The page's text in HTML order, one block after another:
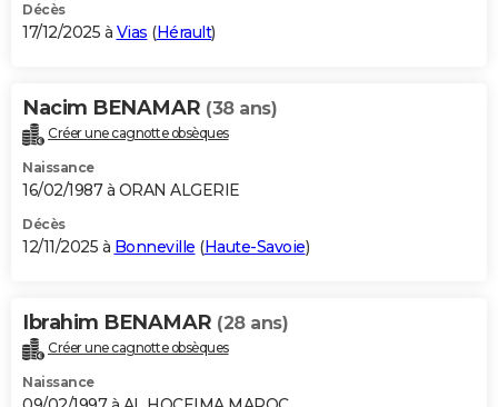
Décès
17/12/2025 à Vias (Hérault)
Nacim BENAMAR (38 ans)
Créer une cagnotte obsèques
Naissance
16/02/1987 à ORAN ALGERIE
Décès
12/11/2025 à Bonneville (Haute-Savoie)
Ibrahim BENAMAR (28 ans)
Créer une cagnotte obsèques
Naissance